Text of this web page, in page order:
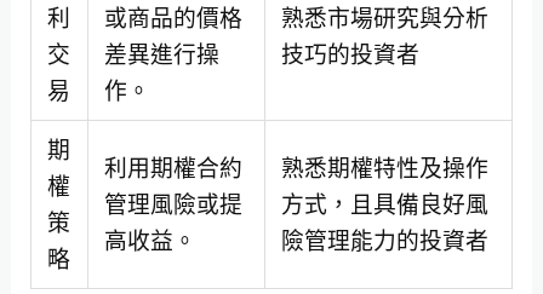
利
交
易
或商品的價格
差異進行操
作。
熟悉市場研究與分析
技巧的投資者
期
權
策
略
利用期權合約
管理風險或提
高收益。
熟悉期權特性及操作
方式，且具備良好風
險管理能力的投資者